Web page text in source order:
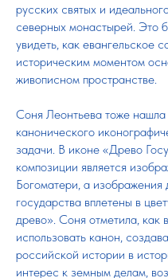
русских святых и
северных монастырей. Это
увидеть, как евангельское
историческим моментом
живописном пространстве.
Соня Леонтьева тоже
канонического
задачи. В иконе «Древо
композиции является
Богоматери, а изображения
государства вплетены в
древо». Соня отметила, как
использовать канон,
российской истории в
интерес к земным делам,